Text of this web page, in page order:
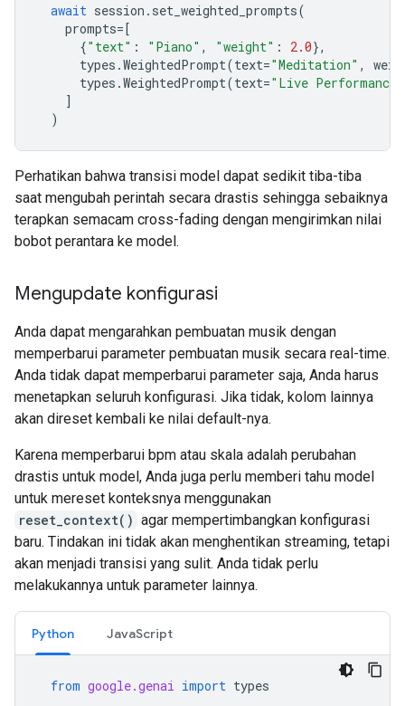
await session . set_weighted_prompts(
prompts=[
{"text" : "Piano" , "weight" : 2.0},
types .WeightedPrompt(text="Meditation" ,
types .WeightedPrompt(text="Live Performance"
]
)
Perhatikan bahwa transisi model dapat sedikit tiba-tiba
saat mengubah perintah secara drastis sehingga sebaiknya
terapkan semacam cross-fading dengan mengirimkan nilai
bobot perantara ke model.
Mengupdate konfigurasi
Anda dapat mengarahkan pembuatan musik dengan
memperbarui parameter pembuatan musik secara real-time.
Anda tidak dapat memperbarui parameter saja, Anda harus
menetapkan seluruh konfigurasi. Jika tidak, kolom lainnya
akan direset kembali ke nilai default-nya.
Karena memperbarui bpm atau skala adalah perubahan
drastis untuk model, Anda juga perlu memberi tahu model
untuk mereset konteksnya menggunakan
reset_context() agar mempertimbangkan konfigurasi
baru. Tindakan ini tidak akan menghentikan streaming, tetapi
akan menjadi transisi yang sulit. Anda tidak perlu
melakukannya untuk parameter lainnya.
Python JavaScript
from google.genai import types